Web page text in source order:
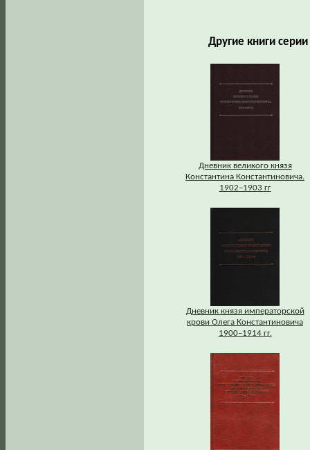
Другие книги
Дневник великого князя
Константина Константиновича.
1902–1903 гг
Дневник князя императорской
крови Олега Константиновича
1900–1914 гг.